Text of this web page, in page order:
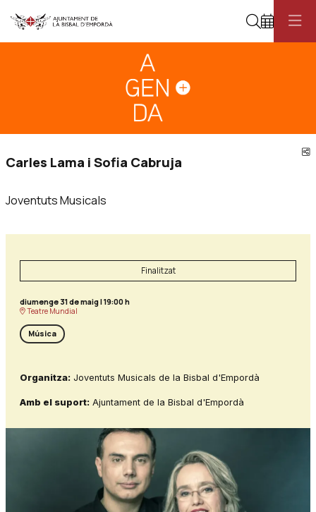
Cerca
Carles Lama i Sofia Cabruja
Joventuts Musicals
Finalitzat
diumenge 31 de maig|19:00 h
Teatre Mundial
Música
Organitza: Joventuts Musicals de la Bisbal d'Empordà
Amb el suport: Ajuntament de la Bisbal d'Empordà